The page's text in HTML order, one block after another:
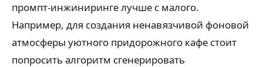
промпт-инжиниринге лучше с малого.
Например, для создания ненавязчивой фоновой
атмосферы уютного придорожного кафе стоит
попросить алгоритм сгенерировать